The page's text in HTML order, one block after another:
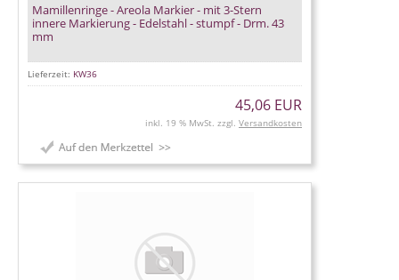
Mamillenringe - Areola Markier - mit 3-Stern
innere Markierung - Edelstahl - stumpf - Drm. 43
mm
Lieferzeit: KW36
45,06 EUR
inkl. 19 % MwSt. zzgl. Versandkosten